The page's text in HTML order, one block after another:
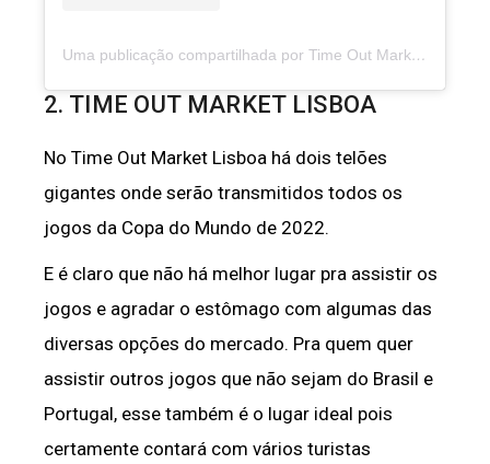
Uma publicação compartilhada por Time Out Market Lisboa (@timeoutmarketlisboa)
2. TIME OUT MARKET LISBOA
No Time Out Market Lisboa há dois telões
gigantes onde serão transmitidos todos os
jogos da Copa do Mundo de 2022.
E é claro que não há melhor lugar pra assistir os
jogos e agradar o estômago com algumas das
diversas opções do mercado. Pra quem quer
assistir outros jogos que não sejam do Brasil e
Portugal, esse também é o lugar ideal pois
certamente contará com vários turistas